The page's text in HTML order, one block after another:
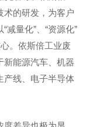
术的研发，为客户
减量化”、“资源化”
。依斯倍工业废
新能源汽车、机器
产线、电子半导体